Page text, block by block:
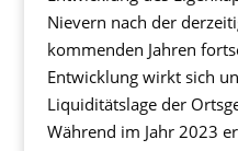
Nievern nach der
kommenden Jahren
Entwicklung wirkt sich
Liquiditätslage der
Während im Jahr 2023